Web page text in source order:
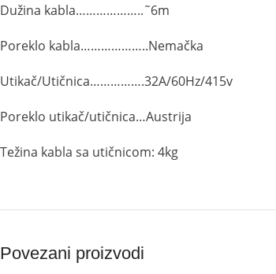
Dužina kabla………………..˜6m
Poreklo kabla………………..Nemačka
Utikač/Utičnica…………….32A/60Hz/415v
Poreklo utikač/utičnica…Austrija
Težina kabla sa utičnicom: 4kg
Povezani proizvodi